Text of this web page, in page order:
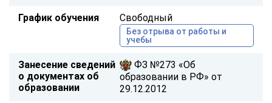
График обучения Свободный
Без отрыва от работы и
учебы
Занесение сведений
о документах об
образовании
ФЗ №273 «Об
образовании в РФ» от
29.12.2012